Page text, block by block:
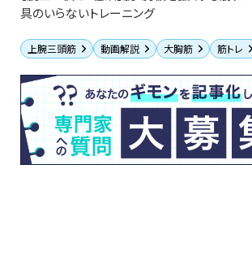
具のいらないトレーニング
上腕三頭筋 動画解説 大胸筋 筋トレ